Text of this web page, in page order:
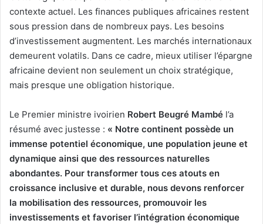
contexte actuel. Les finances publiques africaines restent
sous pression dans de nombreux pays. Les besoins
d’investissement augmentent. Les marchés internationaux
demeurent volatils. Dans ce cadre, mieux utiliser l’épargne
africaine devient non seulement un choix stratégique,
mais presque une obligation historique.
Le Premier ministre ivoirien Robert Beugré Mambé l’a
résumé avec justesse : « Notre continent possède un
immense potentiel économique, une population jeune et
dynamique ainsi que des ressources naturelles
abondantes. Pour transformer tous ces atouts en
croissance inclusive et durable, nous devons renforcer
la mobilisation des ressources, promouvoir les
investissements et favoriser l’intégration économique